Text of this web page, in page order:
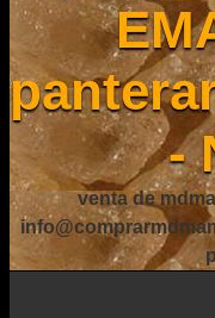
-
venta de